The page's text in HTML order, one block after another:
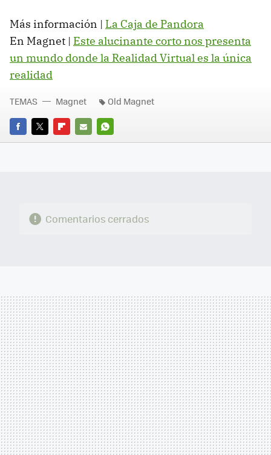
Más información | La Caja de Pandora
En Magnet | Este alucinante corto nos presenta
un mundo donde la Realidad Virtual es la única
realidad
FACEBOOK
TWITTERFLIPBOARD
E-
WHATSAPP
TEMAS Magnet Old Magnet
Comentarios cerrados